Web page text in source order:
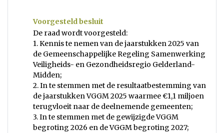
Voorgesteld besluit
De raad wordt voorgesteld:
1. Kennis te nemen van de jaarstukken 2025 van
de Gemeenschappelijke Regeling Samenwerking
Veiligheids- en Gezondheidsregio Gelderland-
Midden;
2. In te stemmen met de resultaatbestemming van
de jaarstukken VGGM 2025 waarmee €1,1 miljoen
terugvloeit naar de deelnemende gemeenten;
3. In te stemmen met de gewijzigde VGGM
begroting 2026 en de VGGM begroting 2027;